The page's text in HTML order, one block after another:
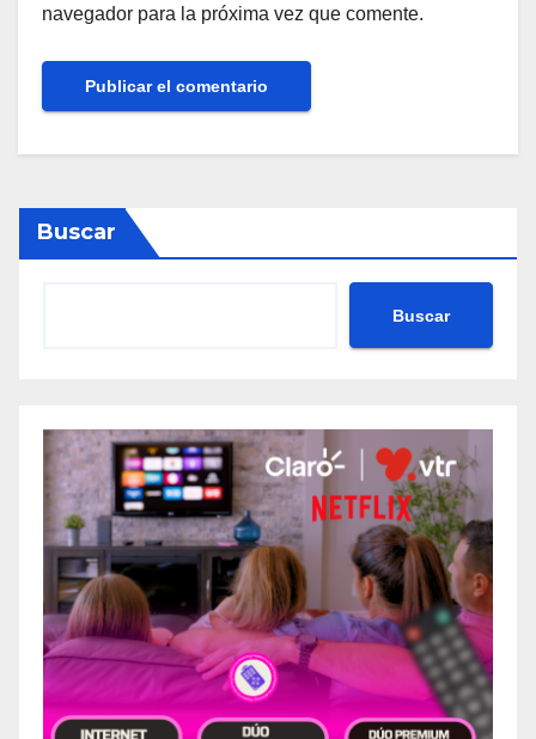
navegador para la próxima vez que comente.
Buscar
Buscar